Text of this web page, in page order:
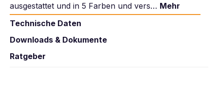
ausgestattet und in 5 Farben und vers… Mehr
Technische Daten
Downloads & Dokumente
Ratgeber